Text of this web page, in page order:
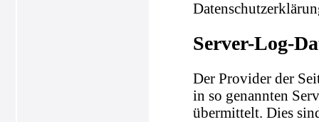
Server-Log-
Der Provider der
in so genannten
übermittelt. Dies